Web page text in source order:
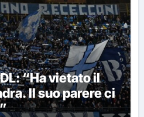
“Ha vietato il
Il suo parere ci